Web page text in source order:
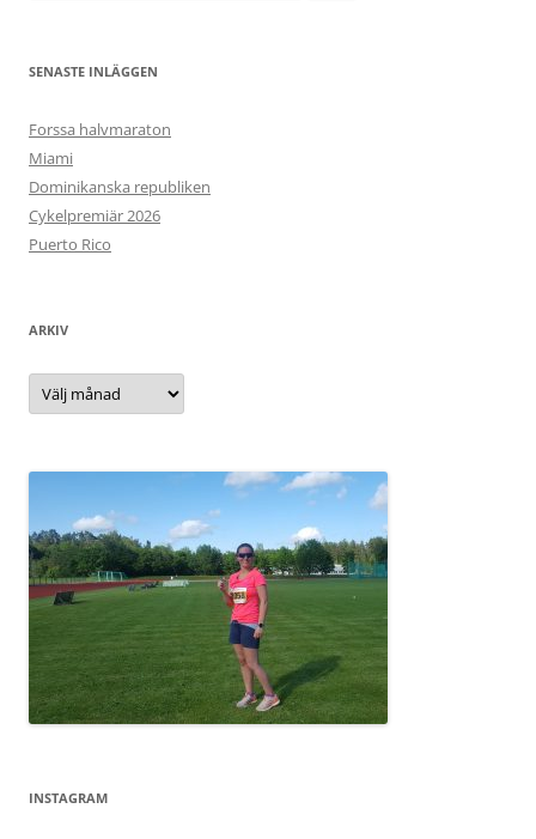
SENASTE INLÄGGEN
Forssa halvmaraton
Miami
Dominikanska republiken
Cykelpremiär 2026
Puerto Rico
ARKIV
Arkiv
INSTAGRAM